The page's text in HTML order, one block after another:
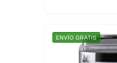
ENVÍO GRATIS